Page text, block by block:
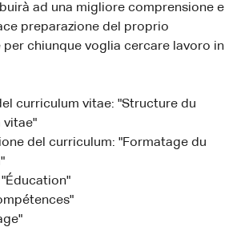
ad una migliore comprensione e
preparazione del proprio
chiunque voglia cercare lavoro in
curriculum vitae: "Structure du
vitae"
del curriculum: "Formatage du
"Éducation"